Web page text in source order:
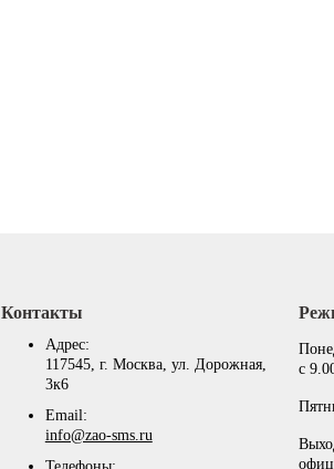
Контакты
Адрес:
117545, г. Москва, ул. Дорожная,
3к6
Email:
info@zao-sms.ru
с